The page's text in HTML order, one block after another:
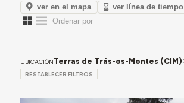
ver en el mapa
ver línea de tiempo
UBICACIÓNTerras de Trás-os-Montes (CIM)
RESTABLECER FILTROS